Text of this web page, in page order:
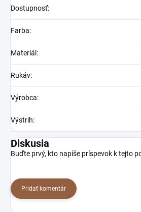
Dostupnosť:
Farba:
Materiál:
Rukáv:
Výrobca:
Výstrih:
Diskusia
Buďte prvý, kto napíše príspevok k tejto
Pridať komentár